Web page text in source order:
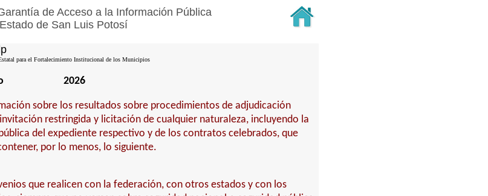
de Acceso a la Información Pública
de San Luis Potosí
para el Fortalecimiento Institucional de los Municipios
2026
sobre los resultados sobre procedimientos de adjudicación
restringida y licitación de cualquier naturaleza, incluyendo la
del expediente respectivo y de los contratos celebrados, que
por lo menos, lo siguiente.
que realicen con la federación, con otros estados y con los